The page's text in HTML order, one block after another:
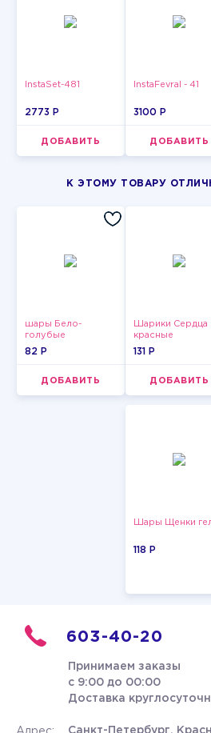
InstaSet-481
2773 P
ДОБАВИТЬ
InstaFevral - 41
3100 P
ДОБАВИТЬ
К ЭТОМУ ТОВАРУ
шары Бело-
голубые
пастельные
82 P
ДОБАВИТЬ
Шарики Сердца
красные
131 P
ДОБАВИТЬ
Шары Щенки
118 P
603-40-20
Принимаем заказы
с 9:00 до 00:00
Доставка
Санкт-Петербург,